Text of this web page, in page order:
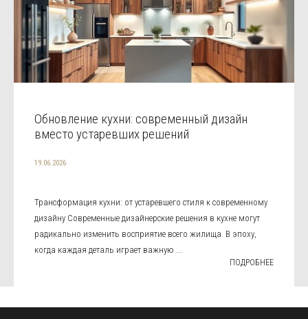
Обновление кухни: современный дизайн
вместо устаревших решений
19.06.2026
Трансформация кухни: от устаревшего стиля к современному
дизайну Современные дизайнерские решения в кухне могут
радикально изменить восприятие всего жилища. В эпоху,
когда каждая деталь играет важную ...
ПОДРОБНЕЕ